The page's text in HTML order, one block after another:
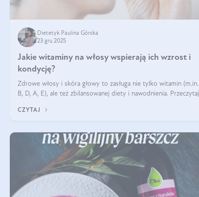
Dietetyk Paulina Górska
23 gru 2025
Jakie witaminy na włosy wspierają ich wzrost i
kondycję?
Zdrowe włosy i skóra głowy to zasługa nie tylko witamin (m.in.
B, D, A, E), ale też zbilansowanej diety i nawodnienia. Przeczytaj
wypadanie włosów.
CZYTAJ